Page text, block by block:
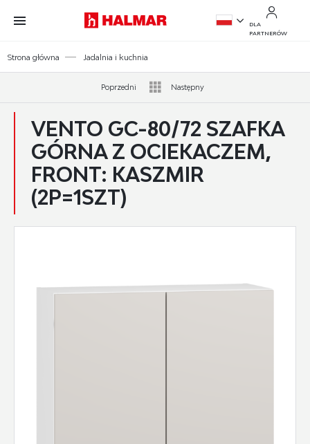
Przejdź do treści.
Przejdź do menu.
Przejdź do wyszukiwarki.
DLA
PARTNERÓW
Strona główna Jadalnia i kuchnia
Poprzedni Następny
VENTO GC-80/72 SZAFKA
GÓRNA Z OCIEKACZEM,
FRONT: KASZMIR
(2P=1SZT)